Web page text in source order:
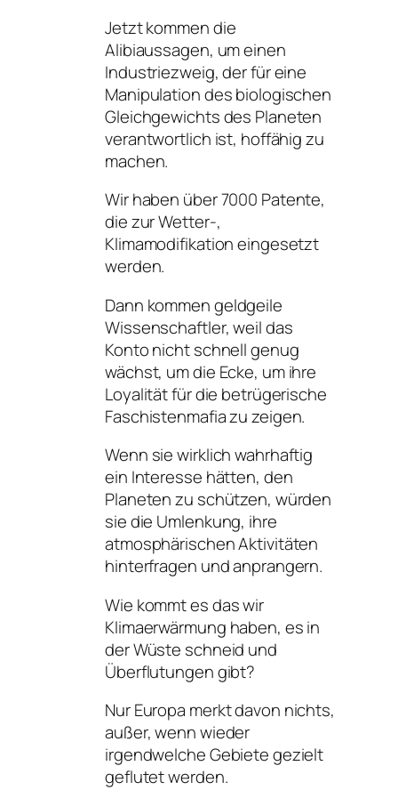
Jetzt kommen die
Alibiaussagen, um einen
Industriezweig, der für eine
Manipulation des biologischen
Gleichgewichts des Planeten
verantwortlich ist, hoffähig zu
machen.
Wir haben über 7000 Patente,
die zur Wetter-,
Klimamodifikation eingesetzt
werden.
Dann kommen geldgeile
Wissenschaftler, weil das
Konto nicht schnell genug
wächst, um die Ecke, um ihre
Loyalität für die betrügerische
Faschistenmafia zu zeigen.
Wenn sie wirklich wahrhaftig
ein Interesse hätten, den
Planeten zu schützen, würden
sie die Umlenkung, ihre
atmosphärischen Aktivitäten
hinterfragen und anprangern.
Wie kommt es das wir
Klimaerwärmung haben, es in
der Wüste schneid und
Überflutungen gibt?
Nur Europa merkt davon nichts,
außer, wenn wieder
irgendwelche Gebiete gezielt
geflutet werden.